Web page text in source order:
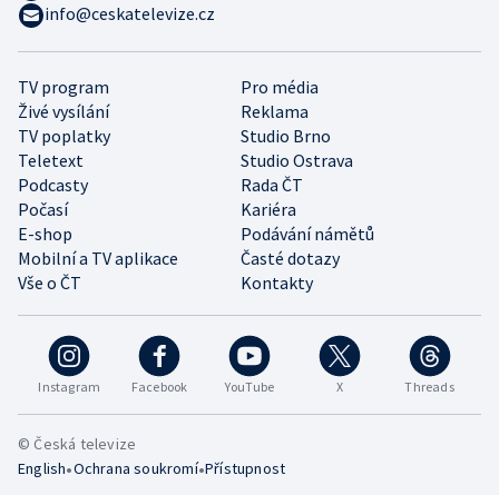
Instagram Facebook YouTube X Threads
TV program
Pro média
Živé vysílání
Reklama
TV poplatky
Studio Brno
Teletext
Studio Ostrava
Podcasty
Rada ČT
Počasí
Kariéra
E-shop
Podávání námětů
Mobilní a TV aplikace
Časté dotazy
Vše o ČT
Kontakty
info@ceskatelevize.cz
© Česká televize
English•Ochrana soukromí•Přístupnost